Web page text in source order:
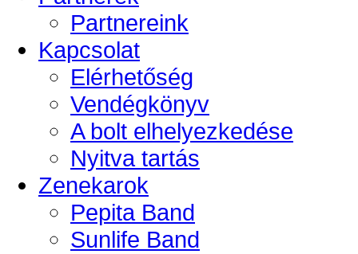
Partnereink
Kapcsolat
Elérhetőség
Vendégkönyv
A bolt elhelyezkedése
Nyitva tartás
Zenekarok
Pepita Band
Sunlife Band